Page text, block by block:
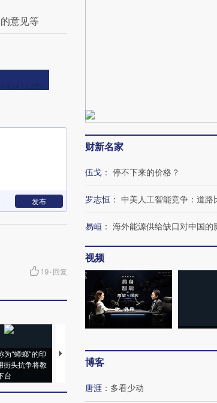
意见等
发布
19 · 回复
为“蟑螂”的印
街头抗争将教
台
视线｜“入侵”还是“人道危
机”？难民潮撕裂西班牙
湖北宜昌局部短时
财新名家
伍戈 ： 停不下来的价格？
罗志恒 ： 中美人工智能竞争：道路
易峘 ： 海外能源供给缺口对中国的
视频
博客
唐涯 ： 多看少动